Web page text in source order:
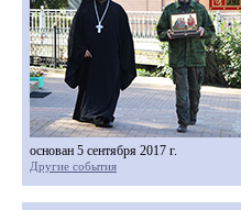
основан 5 сентября 2017 г.
Другие события